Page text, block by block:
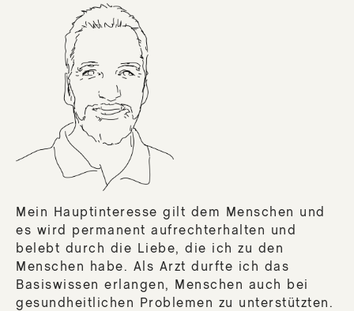
Mein Hauptinteresse gilt dem Menschen und
es wird permanent aufrechterhalten und
belebt durch die Liebe, die ich zu den
Menschen habe. Als Arzt durfte ich das
Basiswissen erlangen, Menschen auch bei
gesundheitlichen Problemen zu unterstützten.